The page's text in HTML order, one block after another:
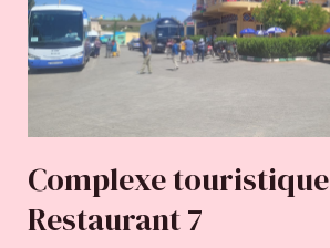
Complexe touristique
Restaurant 7